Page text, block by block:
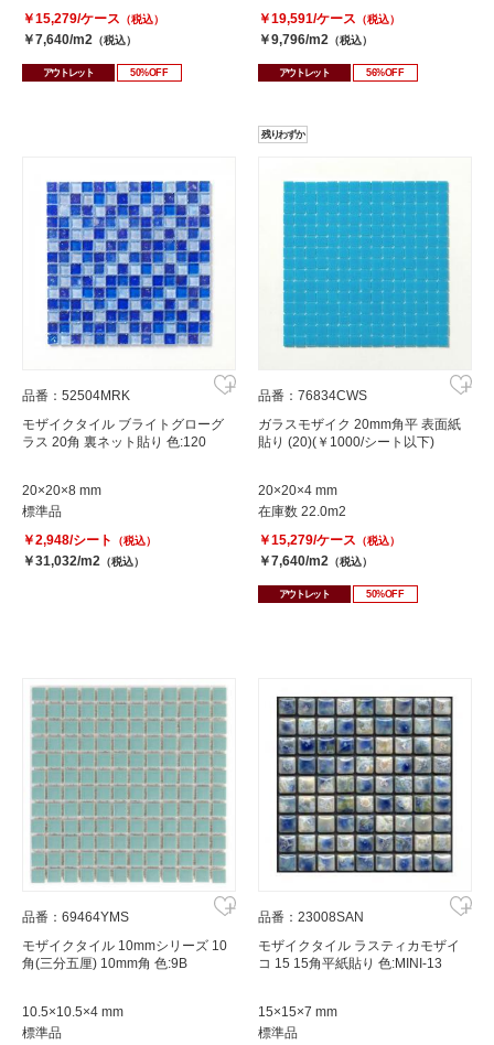
￥15,279/ケース （税込）
￥7,640/m2 （税込）
アウトレット 50%OFF
￥19,591/ケース （税込）
￥9,796/m2 （税込）
アウトレット 56%OFF
品番：52504MRK
モザイクタイル ブライトグローグ
ラス 20角 裏ネット貼り 色:120
20×20×8 mm
標準品
￥2,948/シート
（税込）
￥31,032/m2 （税込）
残りわずか
品番：76834CWS
ガラスモザイク 20mm角平 表面紙
貼り (20)(￥1000/シート以下)
20×20×4 mm
在庫数 22.0m2
￥15,279/ケース （税込）
￥7,640/m2 （税込）
アウトレット 50%OFF
品番：69464YMS
モザイクタイル 10mmシリーズ 10
角(三分五厘) 10mm角 色:9B
10.5×10.5×4 mm
標準品
品番：23008SAN
モザイクタイル ラスティカモザイ
コ 15 15角平紙貼り 色:MINI-13
15×15×7 mm
標準品